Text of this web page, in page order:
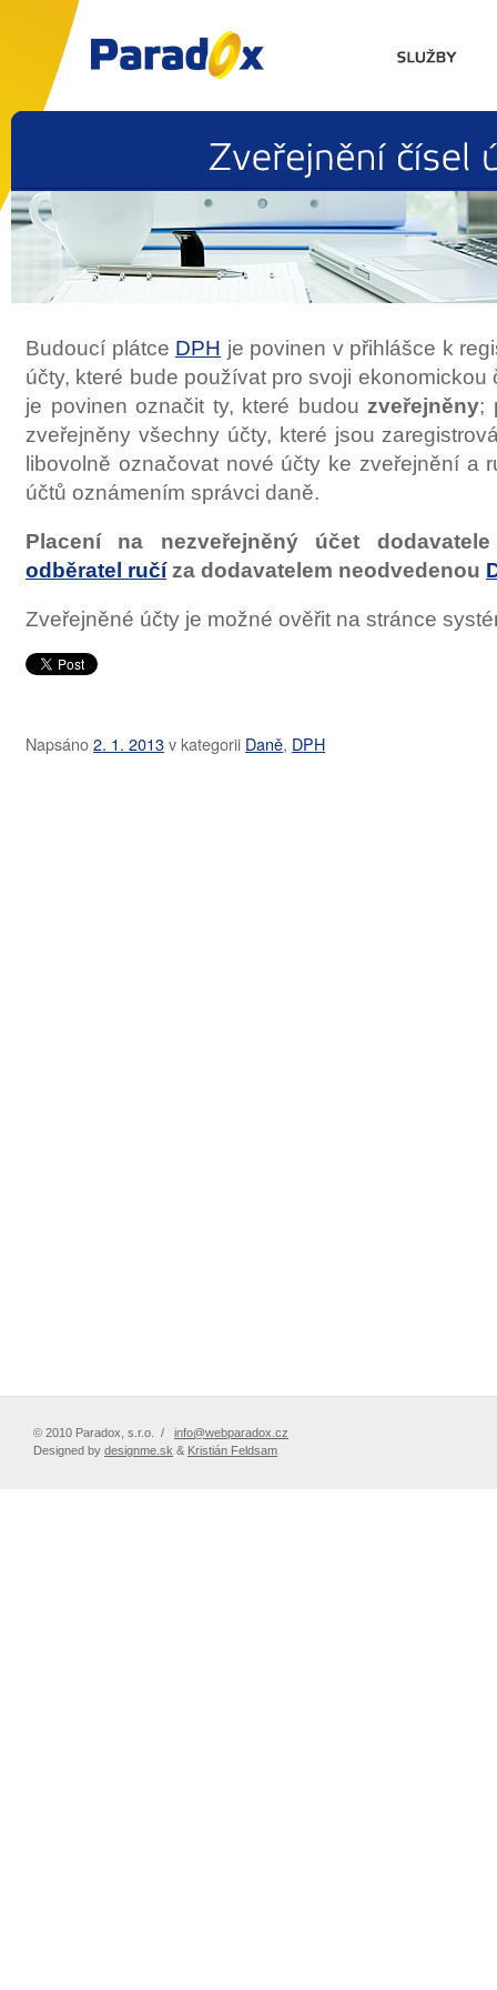
Budoucí plátce DPH je povinen v přihlášce k
účty, které bude používat pro svoji
je povinen označit ty, které budou zveřejněny;
zveřejněny všechny účty, které jsou
libovolně označovat nové účty ke zveřejnění a
účtů oznámením správci daně.
Placení na nezveřejněný účet
odběratel ručíza dodavatelem neodvedenou
Zveřejněné účty je možné ověřit na stránce
Napsáno2. 1. 2013vkategorii Daně, DPH
© 2010 Paradox, s.r.o. /
info@webparadox.cz
Designed by designme.sk & Kristián Feldsam